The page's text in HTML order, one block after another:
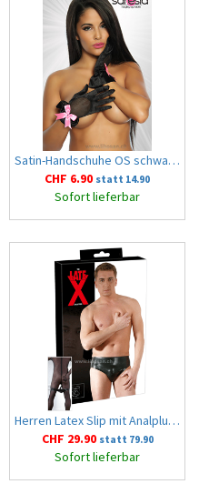
Satin-Handschuhe OS schwarz/rosa
CHF 6.90 statt 14.90
Sofort lieferbar
Herren Latex Slip mit Analplug S
CHF 29.90 statt 79.90
Sofort lieferbar